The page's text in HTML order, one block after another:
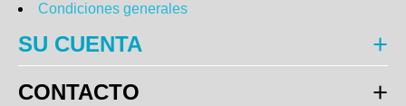
Condiciones generales
SU CUENTA
CONTACTO